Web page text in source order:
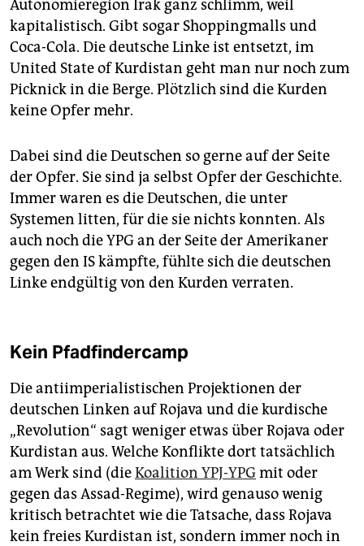
Autonomieregion Irak ganz schlimm, weil
kapitalistisch. Gibt sogar Shoppingmalls und
Coca-Cola. Die deutsche Linke ist entsetzt, im
United State of Kurdistan geht man nur noch zum
Picknick in die Berge. Plötzlich sind die Kurden
keine Opfer mehr.
Dabei sind die Deutschen so gerne auf der Seite
der Opfer. Sie sind ja selbst Opfer der Geschichte.
Immer waren es die Deutschen, die unter
Systemen litten, für die sie nichts konnten. Als
auch noch die YPG an der Seite der Amerikaner
gegen den IS kämpfte, fühlte sich die deutschen
Linke endgültig von den Kurden verraten.
Kein Pfadfindercamp
Die antiimperialistischen Projektionen der
deutschen Linken auf Rojava und die kurdische
„Revolution“ sagt weniger etwas über Rojava oder
Kurdistan aus. Welche Konflikte dort tatsächlich
am Werk sind (dieKoalition YPJ-YPGmit oder
gegen das Assad-Regime), wird genauso wenig
kritisch betrachtet wie die Tatsache, dass Rojava
kein freies Kurdistan ist, sondern immer noch in